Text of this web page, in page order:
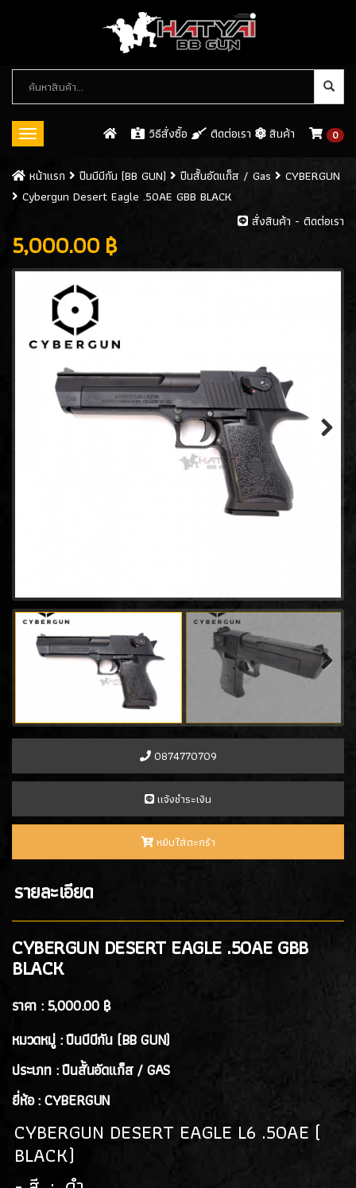
Toggle
วิธีสั่งซื้อ ติดต่อเรา สินค้า 0
หมวด
หมู่
สินค้า
ปืนบีบีกัน (BB GUN)
ปืนสั้นอัดแก็ส / GAS(546)
- ARMY(61)
- KJW(32)
- KWC(8)
- CYBERGUN
- ASG(8)
- GAMO(0)
- Tokyo marui(21)
- Goldden Eagle(18)
- UMAREX(45)
- E&C Pistol(34)
- CHIAPPA RHINO(2)
- Snow Wolf(0)
- PROFORCE(7)
- ARTEMIS(0)
- ICS Hand Gun(1)
- ARROW ARMS(1)
- G&G(4)
- HK3(2)
ปืนสั้นอัดลมสปริง SPRING GUN
ปืนยาว RIFLE GUN
ปืนยาวอัดแก๊ส GAS RIFLES(128)
ปืนยาวไฟฟ้า AEG RIFLES
ปืนยาวสปริง SPRING AIRSOFT RIFLES (86)
แบลงค์กัน BLANK GUN
หน้าเเรก ปืนบีบีกัน (BB GUN) ปืนสั้นอัดแก็ส / Gas
CYBERGUN
Cybergun Desert Eagle .50AE GBB BLACK
สั่งสินค้า - ติดต่อเรา
5,000.00 ฿
Next
0874770709
เเจ้งชำระเงิน
หยิบใส่ตะกร้า
รายละเอียด
CYBERGUN DESERT EAGLE .50AE GBB
BLACK
ราคา :5,000.00 ฿
หมวดหมู่ : ปืนบีบีกัน (BB GUN)
ประเภท : ปืนสั้นอัดแก็ส / GAS
ยี่ห้อ : CYBERGUN
CYBERGUN DESERT EAGLE L6 .50AE (
BLACK)